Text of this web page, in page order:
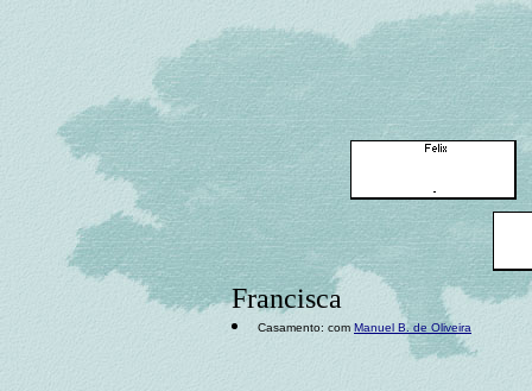
Francisca
Casamento: com Manuel B. de Oliveira